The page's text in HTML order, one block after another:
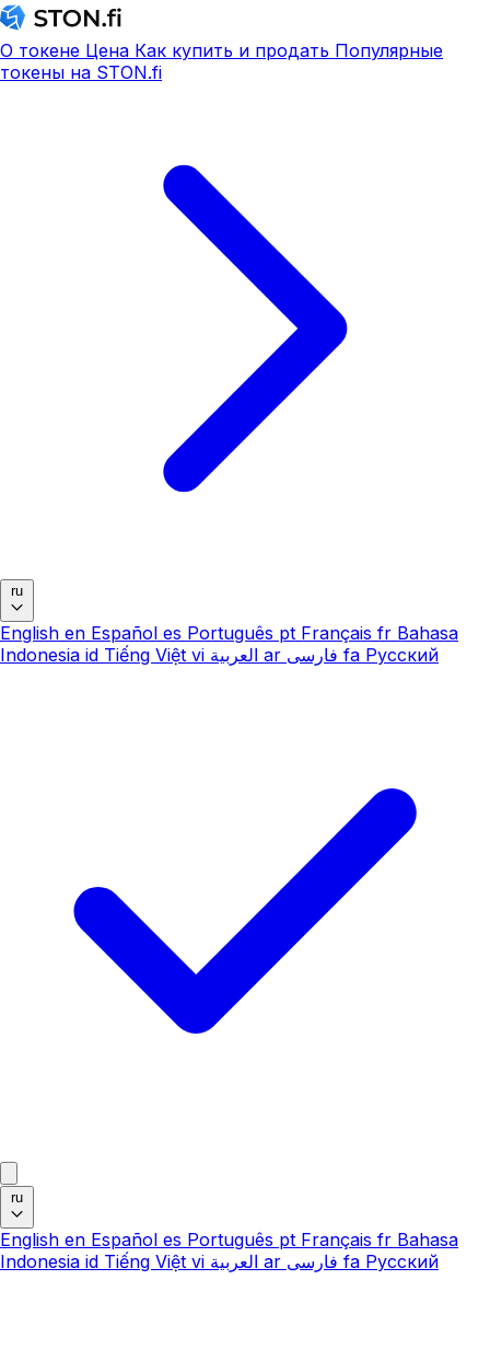
О токене Цена Как купить и продать Популярные
токены на STON.fi
ru
English en Español es Português pt Français fr Bahasa
Indonesia id Tiếng Việt vi العربية ar فارسی fa Русский
ru
English en Español es Português pt Français fr Bahasa
Indonesia id Tiếng Việt vi العربية ar فارسی fa Русский